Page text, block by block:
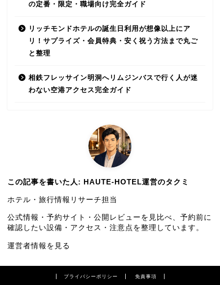
の定番・限定・職場向け完全ガイド
リッチモンドホテルの誕生日利用が想像以上にア
リ！サプライズ・会員特典・安く祝う方法まで丸ご
と整理
相鉄フレッサイン明洞へリムジンバスで行く人が迷
わない空港アクセス完全ガイド
この記事を書いた人: HAUTE-HOTEL運営のタクミ
ホテル・旅行情報リサーチ担当
公式情報・予約サイト・公開レビューを見比べ、予約前に
確認したい設備・アクセス・注意点を整理しています。
運営者情報を見る
プライバシーポリシー 免責事項